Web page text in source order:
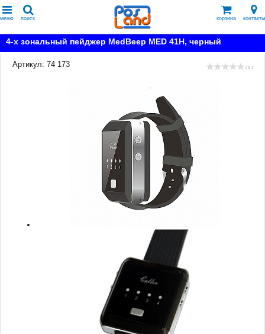
меню поиск корзина контакты
4-х зональный пейджер MedBeep MED 41H, черный
Артикул: 74 173 ( 0 )